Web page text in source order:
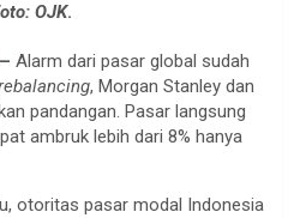
OJK.
– Alarm dari pasar global sudah
, Morgan Stanley dan
pandangan. Pasar langsung
ambruk lebih dari 8% hanya
otoritas pasar modal Indonesia